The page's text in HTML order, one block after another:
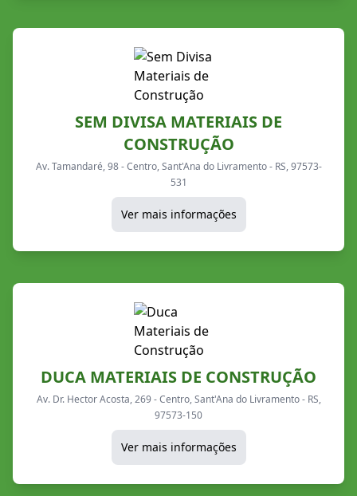
SEM DIVISA MATERIAIS DE
CONSTRUÇÃO
Av. Tamandaré, 98 - Centro, Sant'Ana do Livramento - RS, 97573-
531
Ver mais informações
DUCA MATERIAIS DE CONSTRUÇÃO
Av. Dr. Hector Acosta, 269 - Centro, Sant'Ana do Livramento - RS,
97573-150
Ver mais informações